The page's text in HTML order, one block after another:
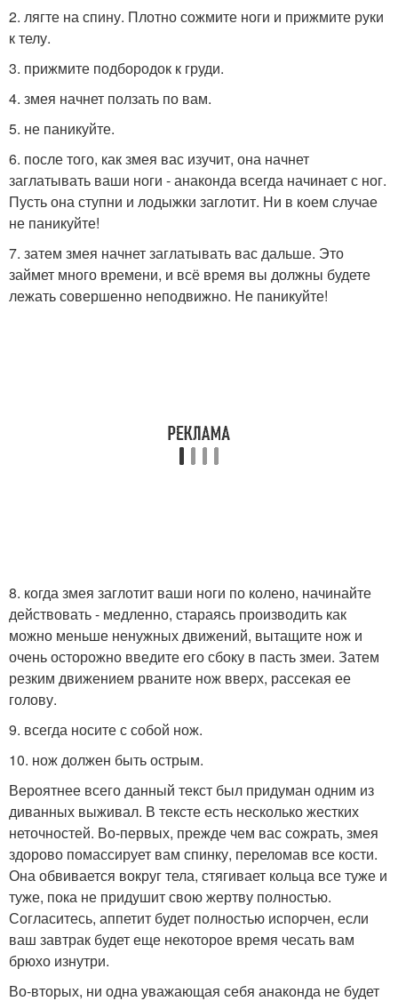
2. лягте на спину. Плотно сожмите ноги и прижмите руки
к телу.
3. прижмите подбородок к груди.
4. змея начнет ползать по вам.
5. не паникуйте.
6. после того, как змея вас изучит, она начнет
заглатывать ваши ноги - анаконда всегда начинает с ног.
Пусть она ступни и лодыжки заглотит. Ни в коем случае
не паникуйте!
7. затем змея начнет заглатывать вас дальше. Это
займет много времени, и всё время вы должны будете
лежать совершенно неподвижно. Не паникуйте!
8. когда змея заглотит ваши ноги по колено, начинайте
действовать - медленно, стараясь производить как
можно меньше ненужных движений, вытащите нож и
очень осторожно введите его сбоку в пасть змеи. Затем
резким движением рваните нож вверх, рассекая ее
голову.
9. всегда носите с собой нож.
10. нож должен быть острым.
Вероятнее всего данный текст был придуман одним из
диванных выживал. В тексте есть несколько жестких
неточностей. Во-первых, прежде чем вас сожрать, змея
здорово помассирует вам спинку, переломав все кости.
Она обвивается вокруг тела, стягивает кольца все туже и
туже, пока не придушит свою жертву полностью.
Согласитесь, аппетит будет полностью испорчен, если
ваш завтрак будет еще некоторое время чесать вам
брюхо изнутри.
Во-вторых, ни одна уважающая себя анаконда не будет